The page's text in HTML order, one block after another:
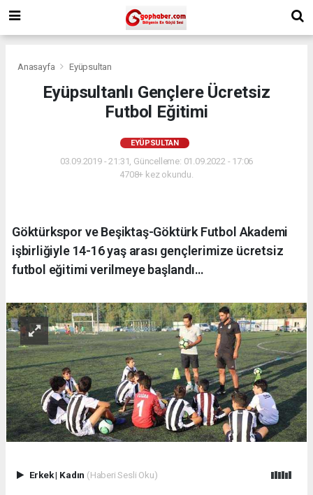
Anasayfa Eyüpsultan
Eyüpsultanlı Gençlere Ücretsiz
Futbol Eğitimi
EYÜPSULTAN
03.09.2019 - 21:31, Güncelleme: 01.09.2022 - 17:06
4708+ kez okundu.
Göktürkspor ve Beşiktaş-Göktürk Futbol Akademi
işbirliğiyle 14-16 yaş arası gençlerimize ücretsiz
futbol eğitimi verilmeye başlandı…
Erkek| Kadın (Haberi Sesli Oku)